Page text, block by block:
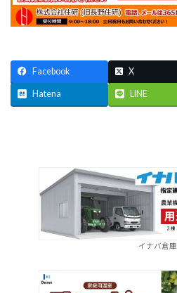
Facebook X
Hatena LINE
イナバ倉庫